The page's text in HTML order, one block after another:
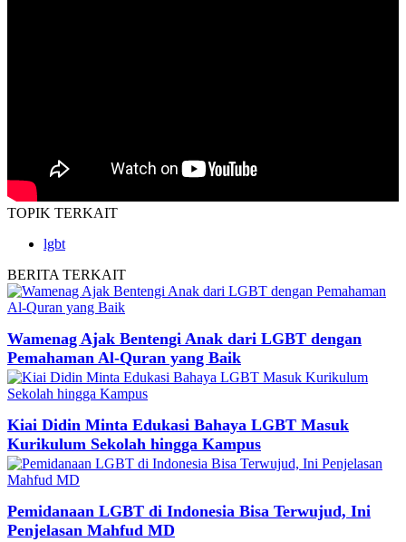
TOPIK TERKAIT
lgbt
BERITA TERKAIT
Wamenag Ajak Bentengi Anak dari LGBT dengan
Pemahaman Al-Quran yang Baik
Kiai Didin Minta Edukasi Bahaya LGBT Masuk
Kurikulum Sekolah hingga Kampus
Pemidanaan LGBT di Indonesia Bisa Terwujud, Ini
Penjelasan Mahfud MD